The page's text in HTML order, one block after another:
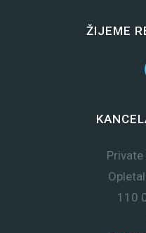
ŽIJEME
Private
110